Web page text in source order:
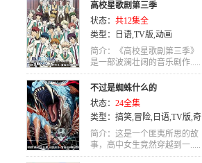
动画,宠物,少年爱,机战
人,亲情,青春,童话
机械,热血,冒险,萝莉,未来
向,科幻 魔法,耽美,侦探,运动,
他,少女,悬疑,职场,日语
高校星歌剧第三季
状态： 共12集全
类型：
日语,TV版,动画
简介：《高校星歌剧第三季》
是一部波澜壮阔的音乐剧作.....
不过是蜘蛛什么的
状态： 24全集
类型： 搞笑,冒险, 日语,TV版,奇
幻
简介：这是一个匪夷所思的故
事，高中女生竟然穿越到一.....